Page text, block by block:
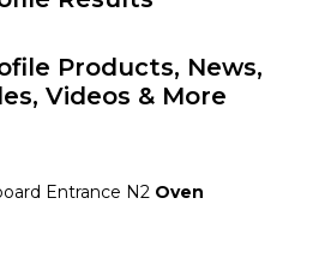
Products, News,
Videos & More
Entrance N2 Oven